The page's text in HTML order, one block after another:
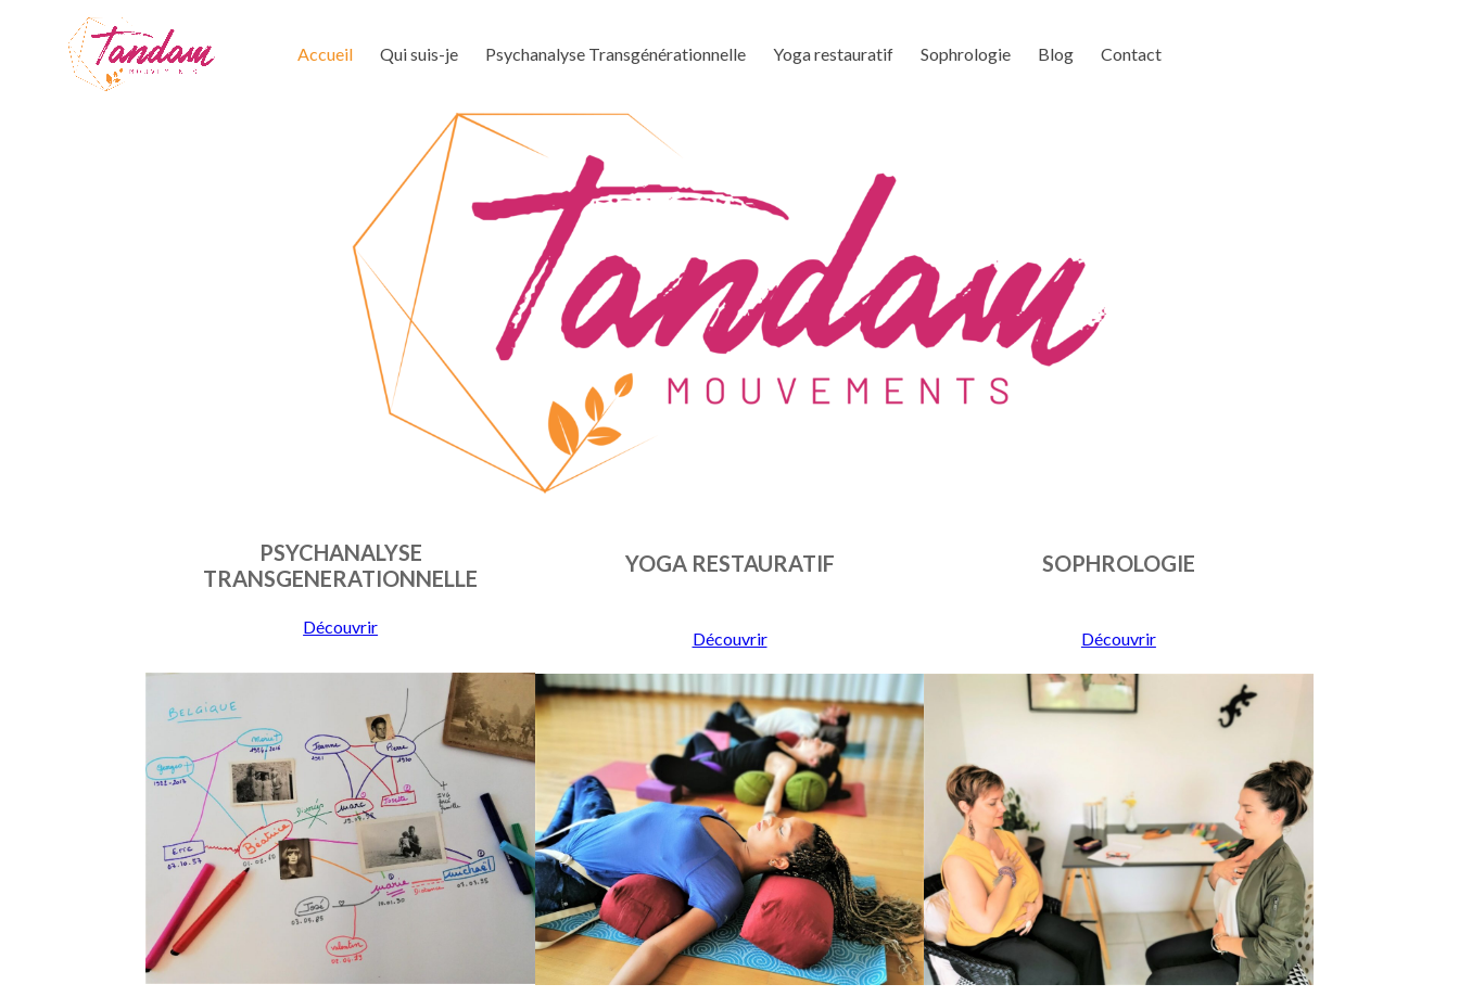
Accueil Qui suis-je Psychanalyse Transgénérationnelle Yoga restauratif Sophrologie Blog Contact
PSYCHANALYSE
TRANSGENERATIONNELLE
Découvrir
YOGA RESTAURATIF
Découvrir
SOPHROLOGIE
Découvrir